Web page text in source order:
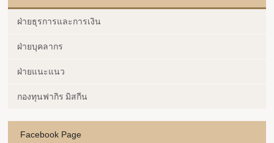
ฝ่ายธุรการและการเงิน
ฝ่ายบุคลากร
ฝ่ายแนะแนว
กองทุนฟากิร มิสกีน
Facebook Page